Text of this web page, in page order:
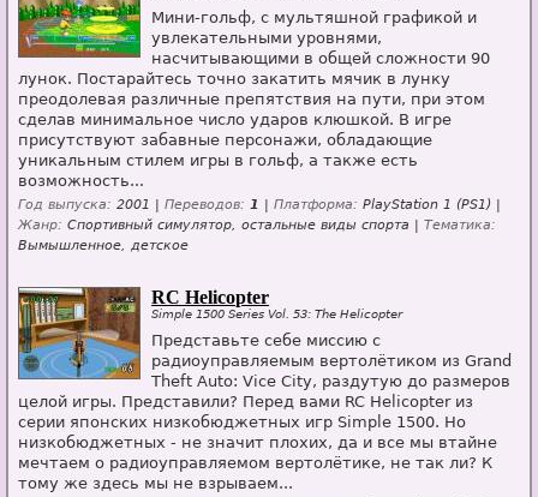
Мини-гольф, с мультяшной графикой и
увлекательными уровнями,
насчитывающими в общей сложности 90
лунок. Постарайтесь точно закатить мячик в лунку
преодолевая различные препятствия на пути, при этом
сделав минимальное число ударов клюшкой. В игре
присутствуют забавные персонажи, обладающие
уникальным стилем игры в гольф, а также есть
возможность...
Год выпуска: 2001 | Переводов: 1 Платформа: PlayStation 1 (PS1) |
Жанр: Спортивный симулятор, остальные виды спорта | Тематика:
Вымышленное, детское
RC Helicopter
Simple 1500 Series Vol. 53: The Helicopter
Представьте себе миссию с
радиоуправляемым вертолётиком из Grand
Theft Auto: Vice City, раздутую до размеров
целой игры. Представили? Перед вами RC Helicopter из
серии японских низкобюджетных игр Simple 1500. Но
низкобюджетных - не значит плохих, да и все мы втайне
мечтаем о радиоуправляемом вертолётике, не так ли? К
тому же здесь мы не взрываем...